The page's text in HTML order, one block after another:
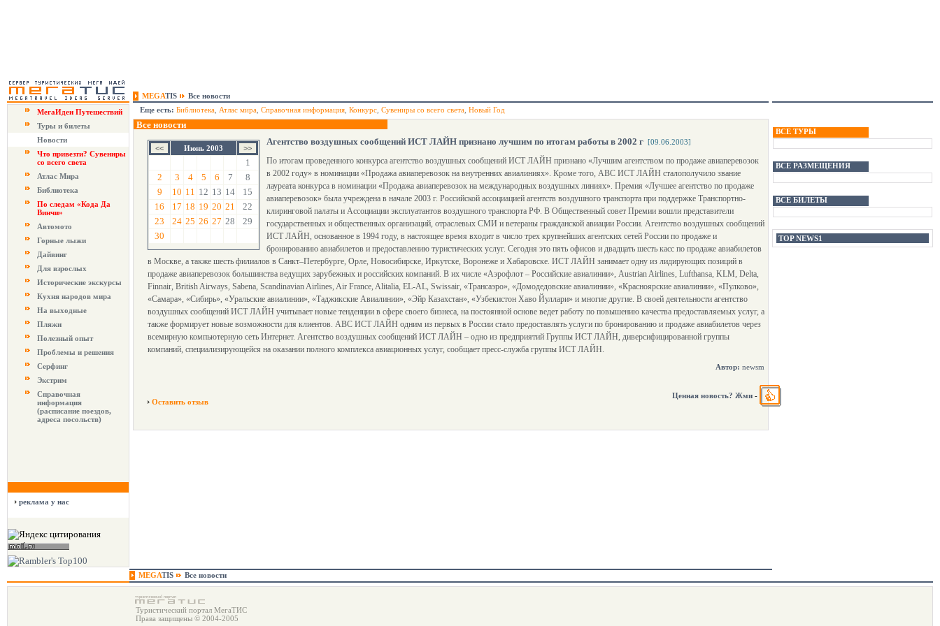
MEGATIS
Все новости
МегаИдеи Путешествий
Туры и билеты
Новости
Что привезти? Сувениры
со всего света
Атлас Мира
Библиотека
По следам «Кода Да
Винчи»
Автомото
Горные лыжи
Дайвинг
Для взрослых
Исторические экскурсы
Кухня народов мира
На выходные
Пляжи
Полезный опыт
Проблемы и решения
Серфинг
Экстрим
Справочная
информация
(расписание поездов,
адреса посольств)
реклама у нас
Еще есть: Библиотека Атлас мира Справочная информация Конкурс Сувениры со всего света Новый Год
Все новости
Июнь 2003
1
2
3 4 5 6 7
8
9
10 11 12 13 14
15
16
17 18 19 20 21
22
23
24 25 26 27 28
29
30
Агентство воздушных сообщений ИСТ ЛАЙН признано лучшим по итогам работы в 2002 г [09.06.2003]
По итогам проведенного конкурса агентство воздушных сообщений ИСТ ЛАЙН признано «Лучшим агентством по продаже авиаперевозок
в 2002 году» в номинации «Продажа авиаперевозок на внутренних авиалиниях». Кроме того, АВС ИСТ ЛАЙН сталополучило звание
лауреата конкурса в номинации «Продажа авиаперевозок на международных воздушных линиях». Премия «Лучшее агентство по продаже
авиаперевозок» была учреждена в начале 2003 г. Российской ассоциацией агентств воздушного транспорта при поддержке Транспортно-
клиринговой палаты и Ассоциации эксплуатантов воздушного транспорта РФ. В Общественный совет Премии вошли представители
государственных и общественных организаций, отраслевых СМИ и ветераны гражданской авиации России. Агентство воздушных сообщений
ИСТ ЛАЙН, основанное в 1994 году, в настоящее время входит в число трех крупнейших агентских сетей России по продаже и
бронированию авиабилетов и предоставлению туристических услуг. Сегодня это пять офисов и двадцать шесть касс по продаже авиабилетов
в Москве, а также шесть филиалов в Санкт–Петербурге, Орле, Новосибирске, Иркутске, Воронеже и Хабаровске. ИСТ ЛАЙН занимает одну из лидирующих позиций в
продаже авиаперевозок большинства ведущих зарубежных и российских компаний. В их числе «Аэрофлот – Российские авиалинии», Austrian Airlines, Lufthansa, KLM, Delta,
Finnair, British Airways, Sabena, Scandinavian Airlines, Air France, Alitalia, EL-AL, Swissair, «Трансаэро», «Домодедовские авиалинии», «Красноярские авиалинии», «Пулково»,
«Самара», «Сибирь», «Уральские авиалинии», «Таджикские Авиалинии», «Эйр Казахстан», «Узбекистон Хаво Йуллари» и многие другие. В своей деятельности агентство
воздушных сообщений ИСТ ЛАЙН учитывает новые тенденции в сфере своего бизнеса, на постоянной основе ведет работу по повышению качества предоставляемых услуг, а
также формирует новые возможности для клиентов. АВС ИСТ ЛАЙН одним из первых в России стало предоставлять услуги по бронированию и продаже авиабилетов через
всемирную компьютерную сеть Интернет. Агентство воздушных сообщений ИСТ ЛАЙН – одно из предприятий Группы ИСТ ЛАЙН, диверсифицированной группы
компаний, специализирующейся на оказании полного комплекса авиационных услуг, сообщает пресс-служба группы ИСТ ЛАЙН.
Автор: newsm
Оставить отзыв
Ценная новость? Жми -
ВСЕ ТУРЫ
ВСЕ РАЗМЕЩЕНИЯ
ВСЕ БИЛЕТЫ
TOP NEWS1
MEGATIS Все новости
Туристический портал МегаТИС
Права защищены © 2004-2005